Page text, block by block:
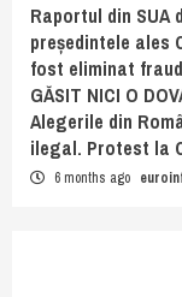
Raportul din SUA
președintele ales
fost eliminat
GĂSIT NICI O
Alegerile din
ilegal. Protest la
6 months ago